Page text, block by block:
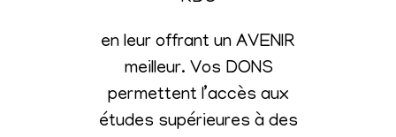
en leur offrant un AVENIR
meilleur. Vos DONS
permettent l’accès aux
études supérieures à des